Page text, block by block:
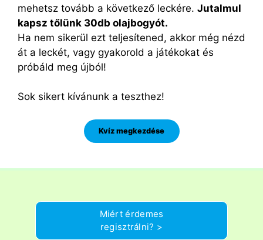
mehetsz tovább a következő leckére. Jutalmul
kapsz tőlünk 30db olajbogyót.
Ha nem sikerül ezt teljesítened, akkor még nézd
át a leckét, vagy gyakorold a játékokat és
próbáld meg újból!
Sok sikert kívánunk a teszthez!
Miért érdemes
regisztrálni? >